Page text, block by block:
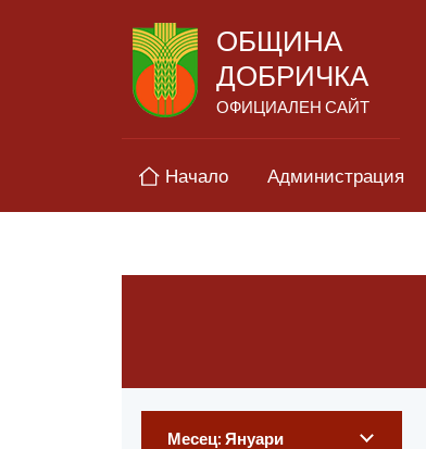
ОБЩИНА
ДОБРИЧКА
ОФИЦИАЛЕН САЙТ
Начало Администрация
Месец: Януари